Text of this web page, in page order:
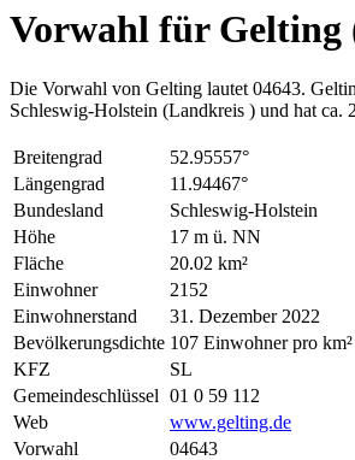
Vorwahl für Gelting
Die Vorwahl von Gelting lautet 04643.
Schleswig-Holstein (Landkreis ) und hat ca.
Breitengrad
52.95557°
Längengrad
11.94467°
Bundesland
Schleswig-Holstein
Höhe
17 m ü. NN
Fläche
20.02 km²
Einwohner
2152
Einwohnerstand
31. Dezember 2022
Bevölkerungsdichte 107 Einwohner pro km²
KFZ
SL
Gemeindeschlüssel 01 0 59 112
Web
www.gelting.de
Vorwahl
04643